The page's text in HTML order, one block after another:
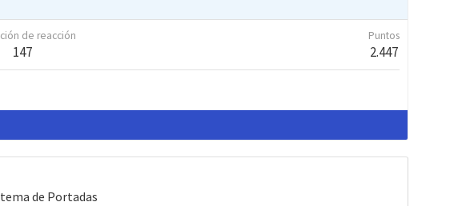
de reacción
147
Puntos
2.447
de Portadas